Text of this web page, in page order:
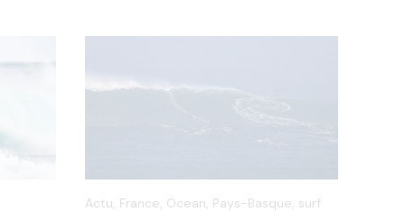
Actu, France, Ocean, Pays-Basque, surf